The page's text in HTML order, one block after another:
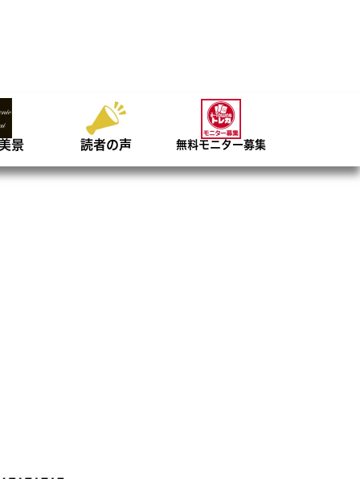
景 読者の声 無料モニター募集